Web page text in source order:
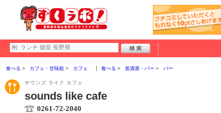
食べる カフェ・甘味処 カフェ 食べる 居酒屋・バー バー
サウンズ ライク カフェ
sounds like cafe
0261-72-2040